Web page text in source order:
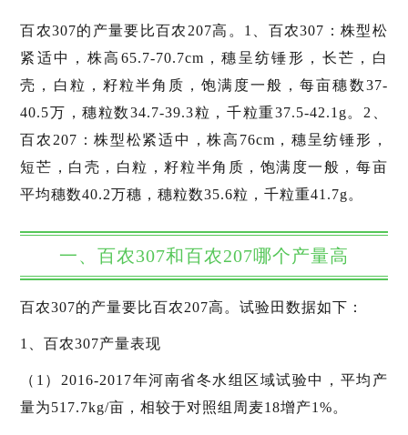
百农307的产量要比百农207高。1、百农307：株型松
紧适中，株高65.7-70.7cm，穗呈纺锤形，长芒，白
壳，白粒，籽粒半角质，饱满度一般，每亩穗数37-
40.5万，穗粒数34.7-39.3粒，千粒重37.5-42.1g。2、
百农207：株型松紧适中，株高76cm，穗呈纺锤形，
短芒，白壳，白粒，籽粒半角质，饱满度一般，每亩
平均穗数40.2万穗，穗粒数35.6粒，千粒重41.7g。
一、百农307和百农207哪个产量高
百农307的产量要比百农207高。试验田数据如下：
1、百农307产量表现
（1）2016-2017年河南省冬水组区域试验中，平均产
量为517.7kg/亩，相较于对照组周麦18增产1%。